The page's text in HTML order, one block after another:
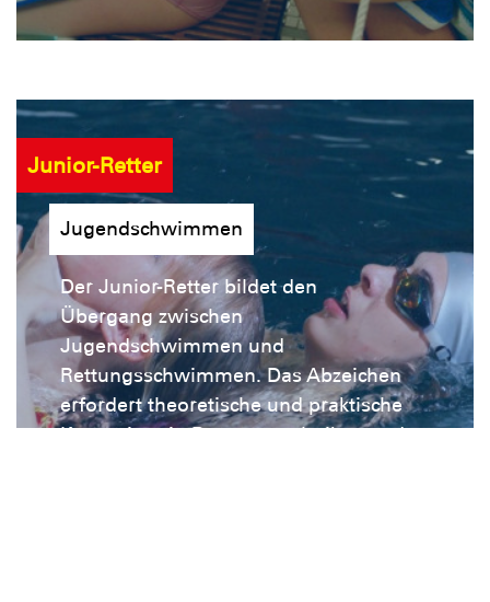
Junior-Retter
Jugendschwimmen
Der Junior-Retter bildet den
Übergang zwischen
Jugendschwimmen und
Rettungsschwimmen. Das Abzeichen
erfordert theoretische und praktische
Kenntnisse in Rettungstechniken und